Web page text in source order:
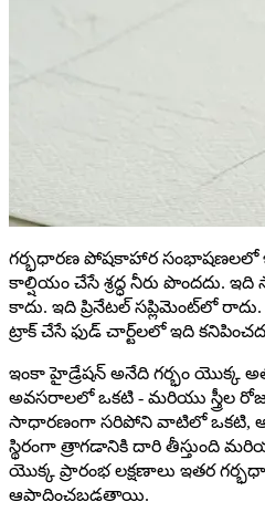
గర్భధారణ పోషకాహార సంభాషణలలో
కాల్షియం చేసే శ్రద్ధ నీరు పొందదు.
కాదు. ఇది ప్రినేటల్ సప్లిమెంట్‌లో
ట్రాక్ చేసే ఫుడ్ చార్ట్‌లలో ఇది
ఇంకా హైడ్రేషన్ అనేది గర్భం యొక్క
అవసరాలలో ఒకటి - మరియు స్త్రీల
సాధారణంగా సరిపోని వాటిలో ఒకటి,
స్థిరంగా త్రాగడానికి దారి తీస్తుంది
యొక్క ప్రారంభ లక్షణాలు ఇతర
ఆపాదించబడతాయి.